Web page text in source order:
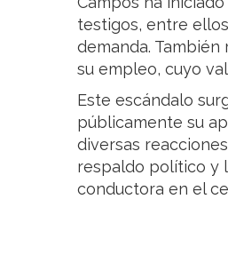
testigos, entre
demanda.
su empleo, cuyo
Este escándalo
públicamente su
diversas
respaldo político y
conductora en el